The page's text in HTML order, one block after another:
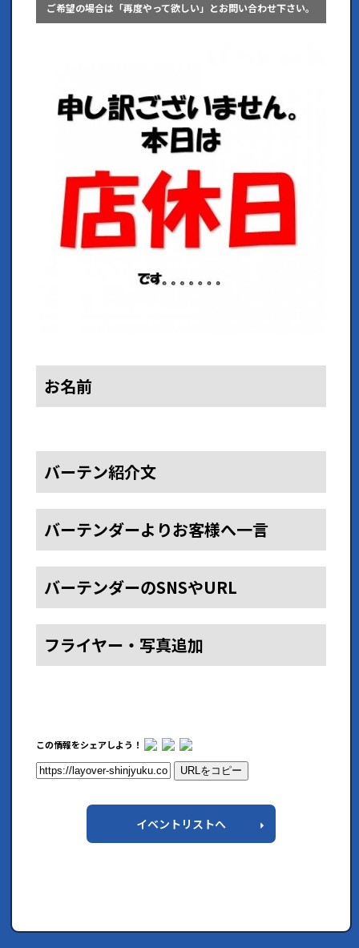
ご希望の場合は「再度やって欲しい」とお問い合わせ下さい。
お名前
バーテン紹介文
バーテンダーよりお客様へ一言
バーテンダーのSNSやURL
フライヤー・写真追加
この情報をシェアしよう！
URLをコピー
イベントリストへ